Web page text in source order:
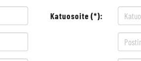
Katuosoite (*):